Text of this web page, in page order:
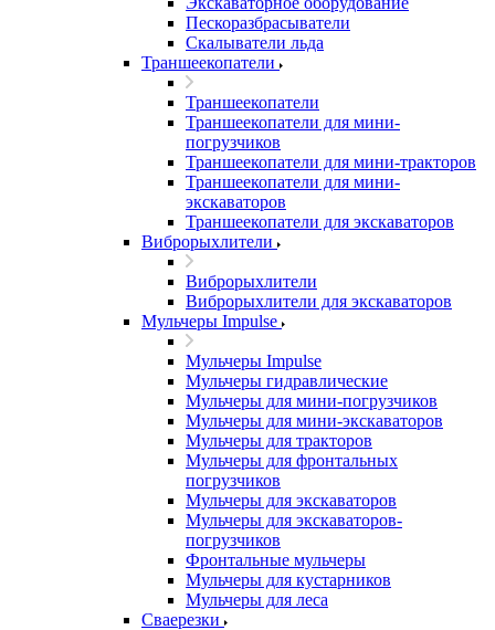
Пескоразбрасыватели
Скалыватели льда
Траншеекопатели
Траншеекопатели
Траншеекопатели для мини-
погрузчиков
Траншеекопатели для мини-тракторов
Траншеекопатели для мини-
экскаваторов
Траншеекопатели для экскаваторов
Виброрыхлители
Виброрыхлители
Виброрыхлители для экскаваторов
Мульчеры Impulse
Мульчеры Impulse
Мульчеры гидравлические
Мульчеры для мини-погрузчиков
Мульчеры для мини-экскаваторов
Мульчеры для тракторов
Мульчеры для фронтальных
погрузчиков
Мульчеры для экскаваторов
Мульчеры для экскаваторов-
погрузчиков
Фронтальные мульчеры
Мульчеры для кустарников
Мульчеры для леса
Сваерезки